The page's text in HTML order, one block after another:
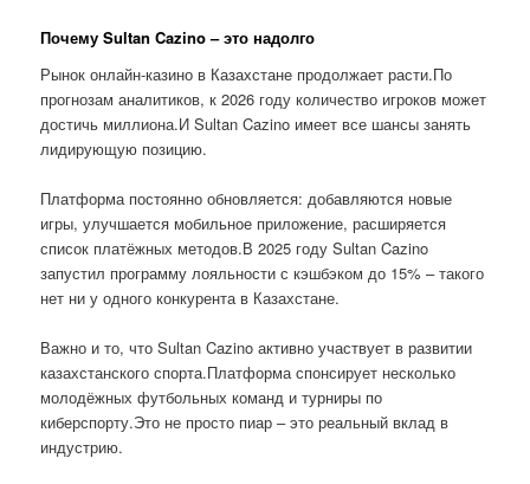
Почему Sultan Cazino – это надолго
Рынок онлайн-казино в Казахстане продолжает расти.По
прогнозам аналитиков, к 2026 году количество игроков может
достичь миллиона.И Sultan Cazino имеет все шансы занять
лидирующую позицию.
Платформа постоянно обновляется: добавляются новые
игры, улучшается мобильное приложение, расширяется
список платёжных методов.В 2025 году Sultan Cazino
запустил программу лояльности с кэшбэком до 15% – такого
нет ни у одного конкурента в Казахстане.
Важно и то, что Sultan Cazino активно участвует в развитии
казахстанского спорта.Платформа спонсирует несколько
молодёжных футбольных команд и турниры по
киберспорту.Это не просто пиар – это реальный вклад в
индустрию.